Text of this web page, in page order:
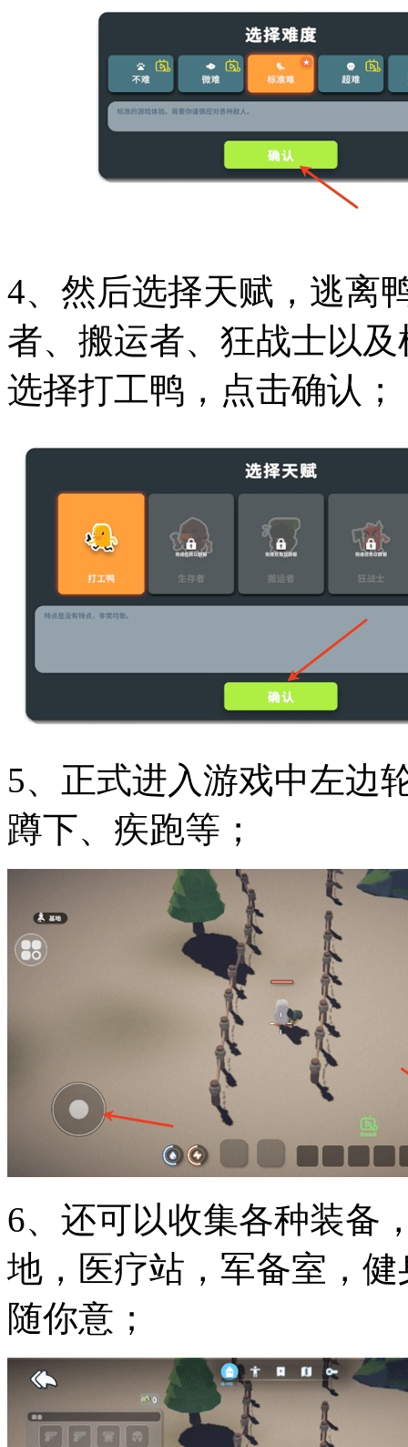
4、然后选择天赋，逃离
者、搬运者、狂战士以
选择打工鸭，点击确认；
5、正式进入游戏中左边
蹲下、疾跑等；
6、还可以收集各种装备
地，医疗站，军备室，
随你意；